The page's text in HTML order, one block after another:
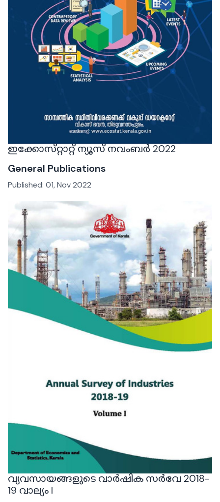
ഇക്കോസ്‌റ്റാറ്റ് ന്യൂസ് നവംബർ 2022
General Publications
Published: 01, Nov 2022
വ്യവസായങ്ങളുടെ വാർഷിക സർവേ 2018-
19 വാല്യം I